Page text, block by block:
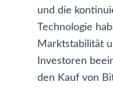
und die
Technologie
Marktstabilität
Investoren
den Kauf von